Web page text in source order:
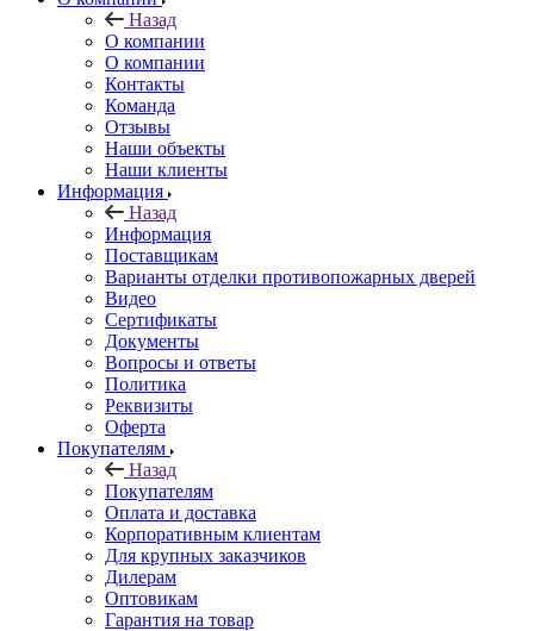
Назад
О компании
О компании
Контакты
Команда
Отзывы
Наши объекты
Наши клиенты
Информация
Назад
Информация
Поставщикам
Варианты отделки противопожарных дверей
Видео
Сертификаты
Документы
Вопросы и ответы
Политика
Реквизиты
Оферта
Покупателям
Назад
Покупателям
Оплата и доставка
Корпоративным клиентам
Для крупных заказчиков
Дилерам
Оптовикам
Гарантия на товар